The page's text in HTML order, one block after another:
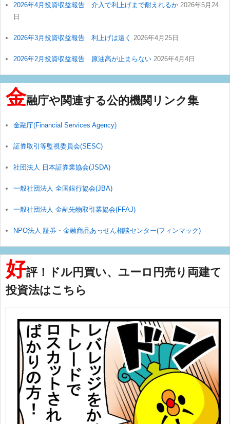
2026年4月投資収益報告 介入で利上げまで耐えれるか 2026年5月24
日
2026年3月投資収益報告 利上げは遠く 2026年4月25日
2026年2月投資収益報告 原油高が止まらない 2026年4月4日
金融庁や関連する公的機関リンク集
金融庁(Financial Services Agency)
証券取引等監視委員会(SESC)
社団法人 日本証券業協会(JSDA)
一般社団法人 全国銀行協会(JBA)
一般社団法人 金融先物取引業協会(FFAJ)
NPO法人 証券・金融商品あっせん相談センター(フィンマック)
好評！ドル円買い、ユーロ円売り両建て
投資法はこちら